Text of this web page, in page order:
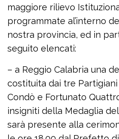
maggiore rilievo
programmate al’interno
nostra provincia, ed in
seguito elencati:
– a Reggio Calabria una
costituita dai tre
Condò e Fortunato
insigniti della Medaglia
sarà presente alla